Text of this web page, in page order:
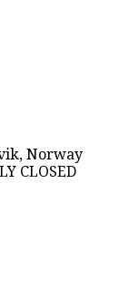
Norway
CLOSED